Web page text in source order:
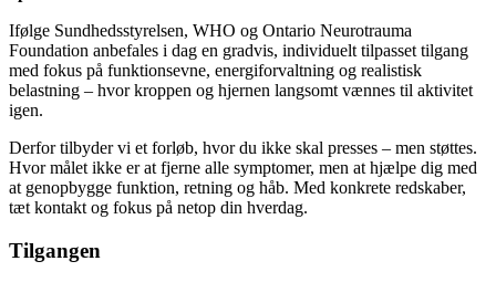
Ifølge Sundhedsstyrelsen, WHO og Ontario Neurotrauma
Foundation anbefales i dag en gradvis, individuelt tilpasset tilgang
med fokus på funktionsevne, energiforvaltning og realistisk
belastning – hvor kroppen og hjernen langsomt vænnes til aktivitet
igen.
Derfor tilbyder vi et forløb, hvor du ikke skal presses – men støttes.
Hvor målet ikke er at fjerne alle symptomer, men at hjælpe dig med
at genopbygge funktion, retning og håb. Med konkrete redskaber,
tæt kontakt og fokus på netop din hverdag.
Tilgangen